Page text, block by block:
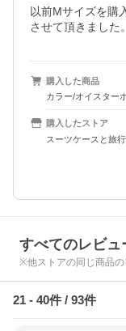
以前Mサイズを購
させて頂きました
購入した商品
カラー/オイスター
購入したストア
スーツケースと旅
すべてのレビュ
※他ストアの同じ商品の
21 - 40件 / 93件